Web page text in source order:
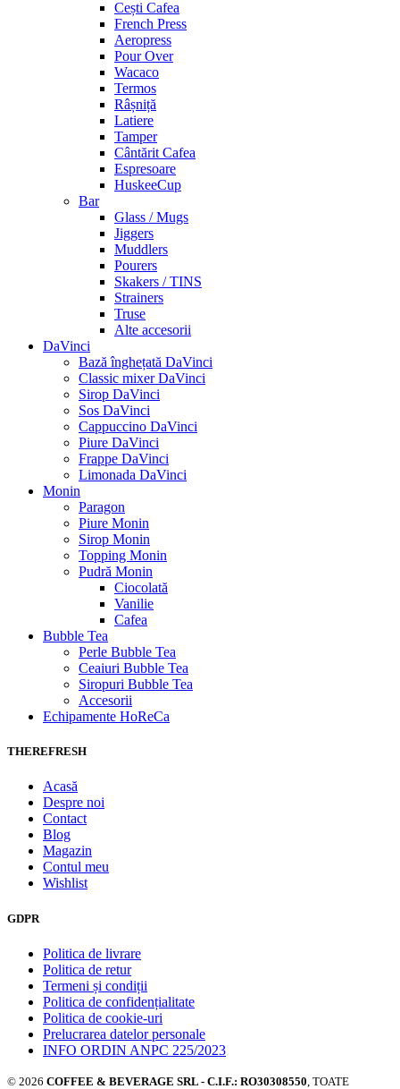
Cești Cafea
French Press
Aeropress
Pour Over
Wacaco
Termos
Râșniță
Latiere
Tamper
Cântărit Cafea
Espresoare
HuskeeCup
Bar
Glass / Mugs
Jiggers
Muddlers
Pourers
Skakers / TINS
Strainers
Truse
Alte accesorii
DaVinci
Bază înghețată DaVinci
Classic mixer DaVinci
Sirop DaVinci
Sos DaVinci
Cappuccino DaVinci
Piure DaVinci
Frappe DaVinci
Limonada DaVinci
Monin
Paragon
Piure Monin
Sirop Monin
Topping Monin
Pudră Monin
Ciocolată
Vanilie
Cafea
Bubble Tea
Perle Bubble Tea
Ceaiuri Bubble Tea
Siropuri Bubble Tea
Accesorii
Echipamente HoReCa
THEREFRESH
Acasă
Despre noi
Contact
Blog
Magazin
Contul meu
Wishlist
GDPR
Politica de livrare
Politica de retur
Termeni și condiții
Politica de confidențialitate
Politica de cookie-uri
Prelucrarea datelor personale
INFO ORDIN ANPC 225/2023
© 2026 COFFEE & BEVERAGE SRL - C.I.F.: RO30308550 , TOATE